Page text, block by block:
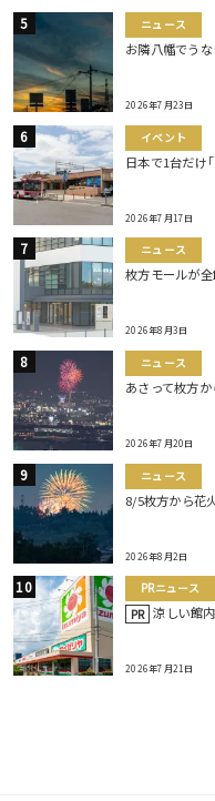
ニュース
お隣八幡でうな
2026年7月23日
イベント
日本で1台だけ
2026年7月17日
ニュース
枚方モールが
2026年8月3日
ニュース
あさって枚方
2026年7月20日
ニュース
8/5枚方から花
2026年8月2日
PRニュース
PR 涼しい館
2026年7月21日